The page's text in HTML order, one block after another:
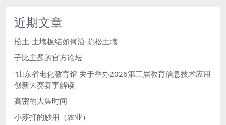
近期文章
松土-土壤板结如何治-疏松土壤
子比主题的官方论坛
“山东省电化教育馆 关于举办2026第三届教育信息技术应用
创新大赛赛事解读
高密的大集时间
小苏打的妙用（农业）